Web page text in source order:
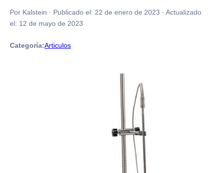
Por Kalstein · Publicado el: 22 de enero de 2023 · Actualizado
el: 12 de mayo de 2023
Categoría:Articulos